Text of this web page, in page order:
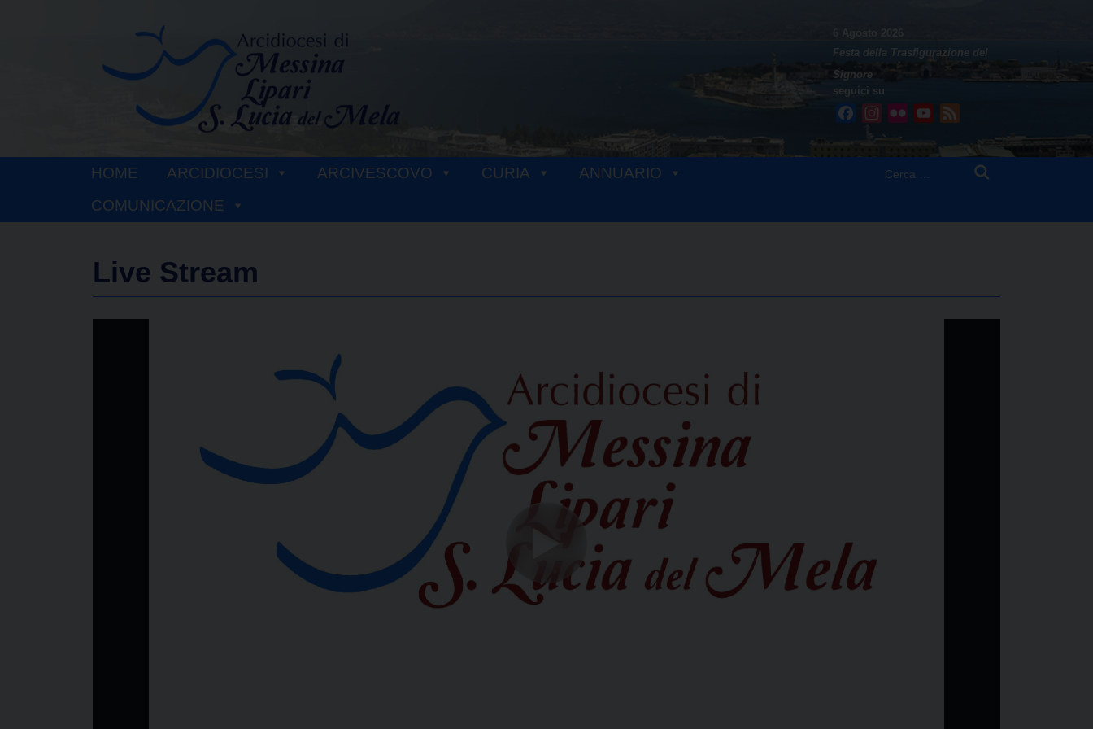
6 Agosto 2026
Festa della Trasfigurazione del
Signore
seguici su
FacebookInstagram
Flickr YouTube
HOME ARCIDIOCESI ARCIVESCOVO CURIA
ANNUARIO
COMUNICAZIONE
Live Stream